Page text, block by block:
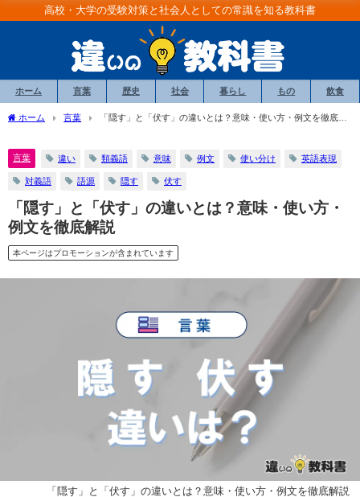
高校・大学の受験対策と社会人としての常識を知る教科書
ホーム 言葉 歴史 社会 暮らし もの 飲食
ホーム 言葉
「隠す」と「伏す」の違いとは？意味・使い方・例文を徹底解
言葉 違い 類義語 意味 例文 使い分け 英語表現
対義語 語源 隠す 伏す
「隠す」と「伏す」の違いとは？意味・使い方・
例文を徹底解説
本ページはプロモーションが含まれています
「隠す」と「伏す」の違いとは？意味・使い方・例文を徹底解説